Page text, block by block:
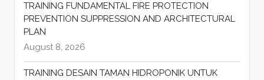
TRAINING FUNDAMENTAL FIRE PROTECTION
PREVENTION SUPPRESSION AND ARCHITECTURAL
PLAN
August 8, 2026
TRAINING DESAIN TAMAN HIDROPONIK UNTUK